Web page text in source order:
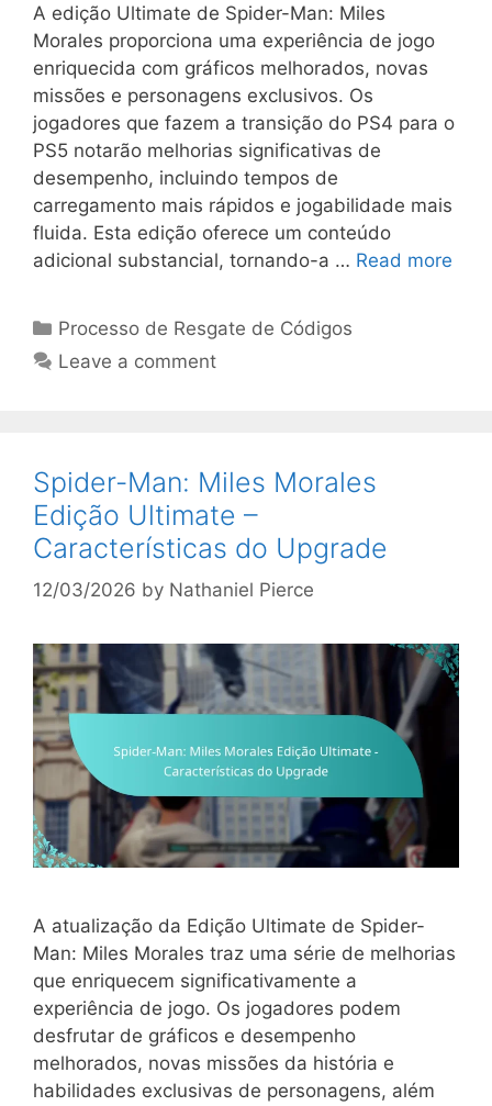
A edição Ultimate de Spider-Man: Miles
Morales proporciona uma experiência de jogo
enriquecida com gráficos melhorados, novas
missões e personagens exclusivos. Os
jogadores que fazem a transição do PS4 para o
PS5 notarão melhorias significativas de
desempenho, incluindo tempos de
carregamento mais rápidos e jogabilidade mais
fluida. Esta edição oferece um conteúdo
adicional substancial, tornando-a … Read more
Categories
Processo de Resgate de Códigos
Leave a comment
Spider-Man: Miles Morales
Edição Ultimate –
Características do Upgrade
12/03/2026 by Nathaniel Pierce
A atualização da Edição Ultimate de Spider-
Man: Miles Morales traz uma série de melhorias
que enriquecem significativamente a
experiência de jogo. Os jogadores podem
desfrutar de gráficos e desempenho
melhorados, novas missões da história e
habilidades exclusivas de personagens, além